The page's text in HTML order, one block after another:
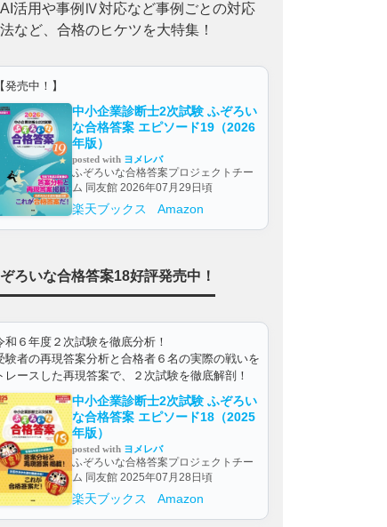
活用や事例Ⅳ対応など事例ごとの対応
など、合格のヒケツを大特集！
【発売中！】
中小企業診断士2次試験 ふぞろい
な合格答案 エピソード19（2026
年版）
posted with ヨメレバ
ふぞろいな合格答案プロジェクトチー
ム 同友館 2026年07月29日頃
楽天ブックス Amazon
ろいな合格答案18好評発売中！
和６年度２次試験を徹底分析！
験者の再現答案分析と合格者６名の実際の戦いを
レースした再現答案で、２次試験を徹底解剖！
中小企業診断士2次試験 ふぞろい
な合格答案 エピソード18（2025
年版）
posted with ヨメレバ
ふぞろいな合格答案プロジェクトチー
ム 同友館 2025年07月28日頃
楽天ブックス Amazon